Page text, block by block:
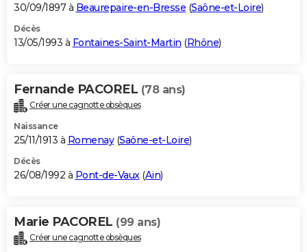
30/09/1897 à Beaurepaire-en-Bresse (Saône-et-Loire)
Décès
13/05/1993 à Fontaines-Saint-Martin (Rhône)
Fernande PACOREL (78 ans)
Créer une cagnotte obsèques
Naissance
25/11/1913 à Romenay(Saône-et-Loire)
Décès
26/08/1992 à Pont-de-Vaux(Ain)
Marie PACOREL (99 ans)
Créer une cagnotte obsèques